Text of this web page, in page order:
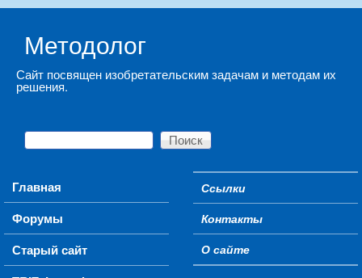
Методолог
Сайт посвящен изобретательским задачам и методам их
решения.
Форма поиска
Поиск
Main menu
Главная
Форумы
Старый сайт
Secondary menu
Ссылки
Контакты
О сайте